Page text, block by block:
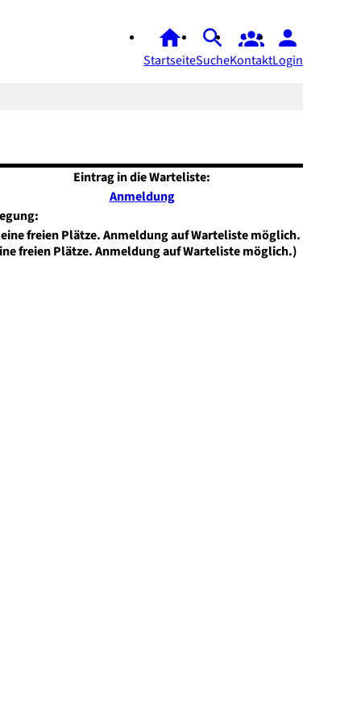
StartseiteSucheKontaktLogin
Eintrag in die Warteliste:
Anmeldung
freien Plätze. Anmeldung auf Warteliste möglich.)